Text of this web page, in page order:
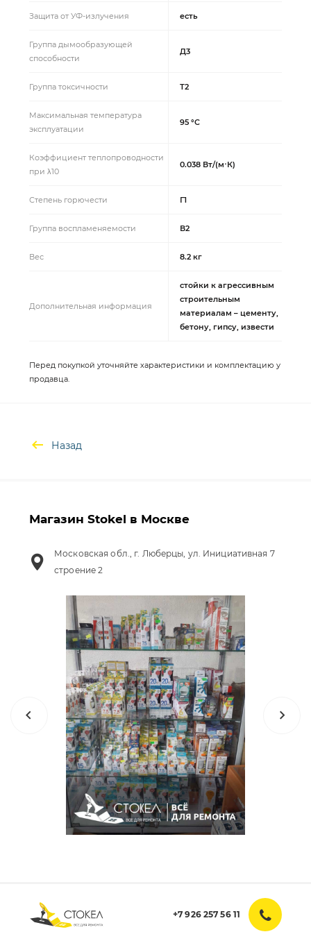
Защита от УФ-излучения есть
Группа дымообразующей
способности
Д3
Группа токсичности Т2
Максимальная температура
эксплуатации
95 °C
Коэффициент теплопроводности
при λ10
0.038 Вт/(м⋅К)
Степень горючести Г1
Группа воспламеняемости В2
Вес 8.2 кг
Дополнительная информация
стойки к агрессивным
строительным
материалам – цементу,
бетону, гипсу, извести
Перед покупкой уточняйте характеристики и комплектацию у
продавца.
Назад
Магазин Stokel в Москве
Московская обл., г. Люберцы, ул. Инициативная 7
строение 2
+7 926 257 56 11